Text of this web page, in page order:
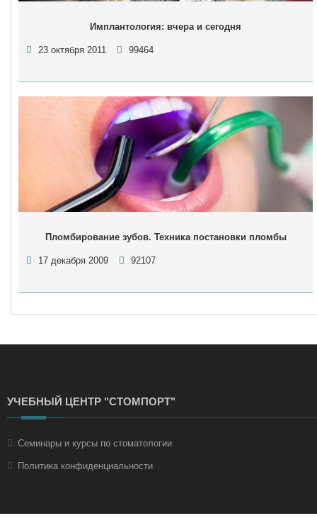
Имплантология: вчера и сегодня
23 октября 2011 99464
Пломбирование зубов. Техника постановки пломбы
17 декабря 2009 92107
УЧЕБНЫЙ ЦЕНТР "СТОМПОРТ"
Семинары и курсы по стоматологии
Политика конфиденциальности